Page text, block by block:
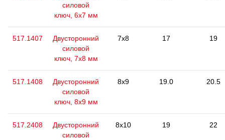
силовой
ключ, 6х7 мм
517.1407
Двусторонний
силовой
ключ, 7x8 мм
7x8 17 19
517.1408
Двусторонний
силовой
ключ, 8х9 мм
8x9 19.0 20.5
517.2408
Двусторонний
силовой
8x10 19 22